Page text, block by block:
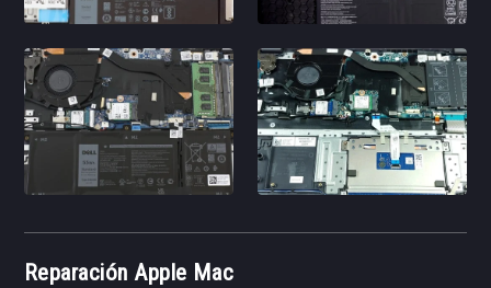
Reparación Apple Mac